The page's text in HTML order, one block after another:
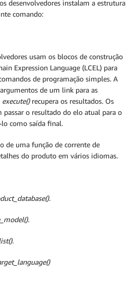
desenvolvedores instalam a estrutura
comando:
usam os blocos de construção
Expression Language (LCEL) para
de programação simples. A
de um link para as
execute()recupera os resultados. Os
passar o resultado do elo atual para o
como saída final.
de uma função de corrente de
do produto em vários idiomas.